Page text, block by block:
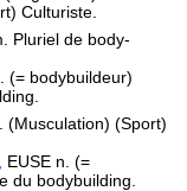
Culturiste.
Pluriel de body-
(= bodybuildeur)
(Musculation) (Sport)
EUSE n. (=
du bodybuilding.